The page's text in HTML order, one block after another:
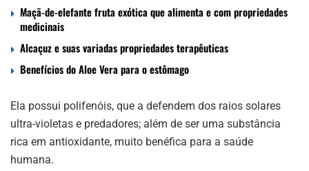
Maçã-de-elefante fruta exótica que alimenta e com propriedades
medicinais
Alcaçuz e suas variadas propriedades terapêuticas
Benefícios do Aloe Vera para o estômago
Ela possui polifenóis, que a defendem dos raios solares
ultra-violetas e predadores; além de ser uma substância
rica em antioxidante, muito benéfica para a saúde
humana.